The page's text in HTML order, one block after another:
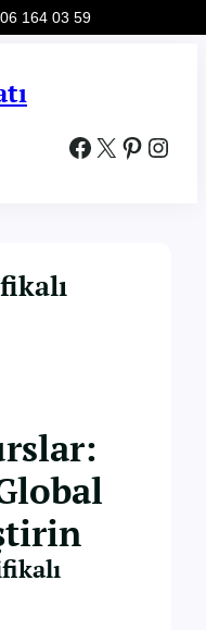
Facebook X Pinterest Instagram
164 03 59